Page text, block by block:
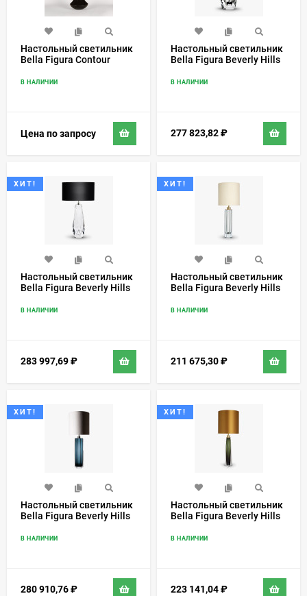
Настольный светильник
Bella Figura Contour
В НАЛИЧИИ
Цена по запросу
Настольный светильник
Bella Figura Beverly Hills
В НАЛИЧИИ
277 823,82₽
ХИТ!
Настольный светильник
Bella Figura Beverly Hills
В НАЛИЧИИ
283 997,69₽
ХИТ!
Настольный светильник
Bella Figura Beverly Hills
В НАЛИЧИИ
211 675,30₽
ХИТ!
Настольный светильник
Bella Figura Beverly Hills
В НАЛИЧИИ
280 910,76₽
ХИТ!
Настольный светильник
Bella Figura Beverly Hills
В НАЛИЧИИ
223 141,04₽